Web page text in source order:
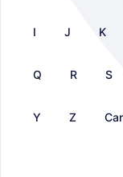
I J K
Q R S
Y Z